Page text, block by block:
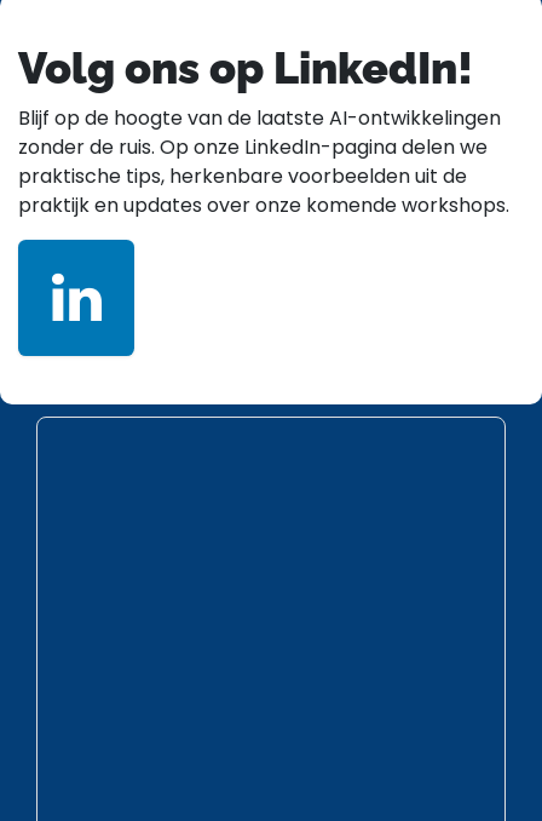
Volg ons op LinkedIn!
Blijf op de hoogte van de laatste AI-ontwikkelingen
zonder de ruis. Op onze LinkedIn-pagina delen we
praktische tips, herkenbare voorbeelden uit de
praktijk en updates over onze komende workshops.